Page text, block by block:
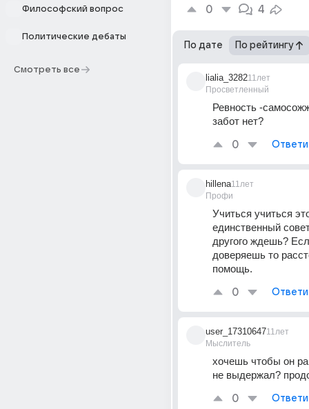
Философский вопрос
Политические дебаты
Смотреть все
0 4
По дате По рейтингу
lialia_3282
Просветленный
11лет
Ревность -
забот нет?
0
hillena
Профи
11лет
Учиться учиться
единственный
другого ждешь?
доверяешь то
помощь.
0
user_17310647
Мыслитель
11лет
хочешь чтобы он
не выдержал?
0